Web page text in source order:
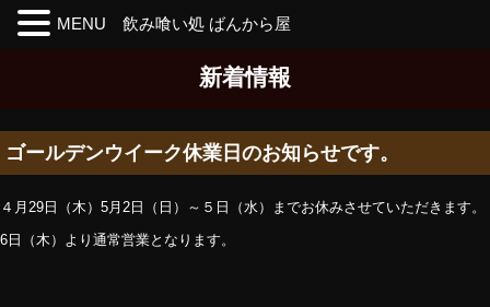
to
新着情報
ゴールデンウイーク休業日のお知らせです。
４月29日（木）5月2日（日）～５日（水）までお休みさせていただきます。
6日（木）より通常営業となります。
MENU 飲み喰い処 ばんから屋